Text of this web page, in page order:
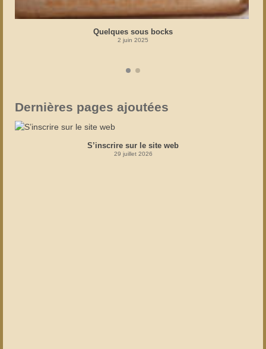
Quelques sous bocks
2 juin 2025
Dernières pages ajoutées
S’inscrire sur le site web
29 juillet 2026